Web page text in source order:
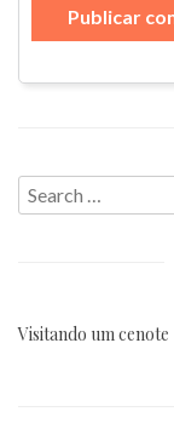
Search
for:
Visitando um cenote